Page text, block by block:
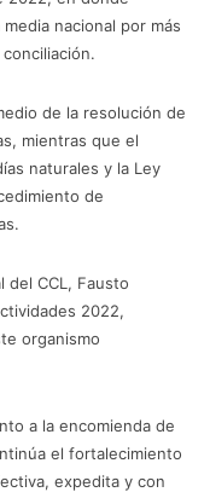
nacional por más
de la resolución de
mientras que el
naturales y la Ley
de
del CCL, Fausto
2022,
organismo
a la encomienda de
el fortalecimiento
expedita y con